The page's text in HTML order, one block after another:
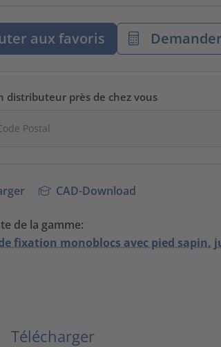
aux favoris
distributeur près de chez vous
CAD-Download
de la gamme:
fixation monoblocs avec pied sapin,
Télécharger